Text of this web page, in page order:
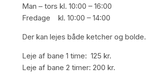
Man – tors kl. 10:00 – 16:00
Fredage kl. 10:00 – 14:00
Der kan lejes både ketcher og bolde.
Leje af bane 1 time: 125 kr.
Leje af bane 2 timer: 200 kr.